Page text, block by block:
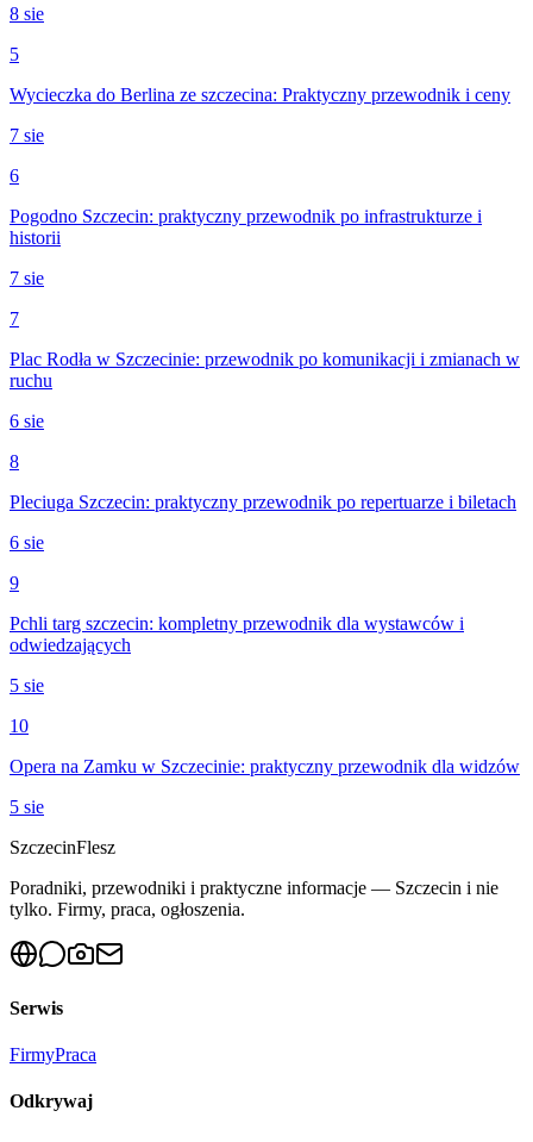
8 sie
5
Wycieczka do Berlina ze szczecina: Praktyczny przewodnik i ceny
7 sie
6
Pogodno Szczecin: praktyczny przewodnik po infrastrukturze i
historii
7 sie
7
Plac Rodła w Szczecinie: przewodnik po komunikacji i zmianach w
ruchu
6 sie
8
Pleciuga Szczecin: praktyczny przewodnik po repertuarze i biletach
6 sie
9
Pchli targ szczecin: kompletny przewodnik dla wystawców i
odwiedzających
5 sie
10
Opera na Zamku w Szczecinie: praktyczny przewodnik dla widzów
5 sie
SzczecinFlesz
Poradniki, przewodniki i praktyczne informacje — Szczecin i nie
tylko. Firmy, praca, ogłoszenia.
Serwis
FirmyPraca
Odkrywaj